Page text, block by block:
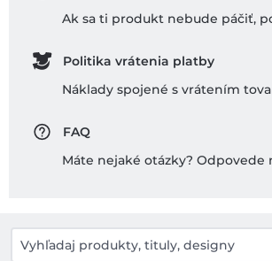
Ak sa ti produkt nebude páčiť,
Politika vrátenia platby
Náklady spojené s vrátením
FAQ
Máte nejaké otázky? Odpovede